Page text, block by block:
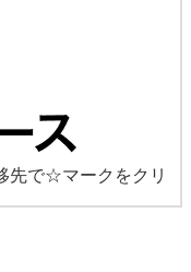
先で☆マークをクリ